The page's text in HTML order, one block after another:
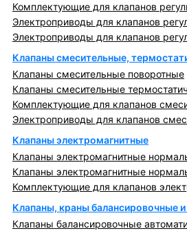
Комплектующие для клапанов
Электроприводы для клапанов
Электроприводы для клапанов
Клапаны смесительные,
Клапаны смесительные поворотные
Клапаны смесительные
Комплектующие для клапанов
Электроприводы для клапанов
Клапаны электромагнитные
Клапаны электромагнитные
Клапаны электромагнитные
Комплектующие для клапанов
Клапаны, краны балансировочные
Клапаны балансировочные